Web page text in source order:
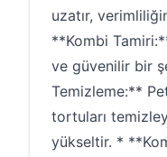
uzatır,
**Kombi
ve güvenilir bir
Temizleme:**
tortuları
yükseltir. *